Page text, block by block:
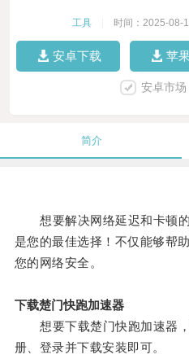
工具 时间：2025-08-
安卓下载 苹
安卓市
简介
想要解决网络延迟和卡顿的
是您的最佳选择！不仅能够帮
您的网络安全。
下载楚门快跑加速器
想要下载楚门快跑加速器，
册、登录并下载安装即可。